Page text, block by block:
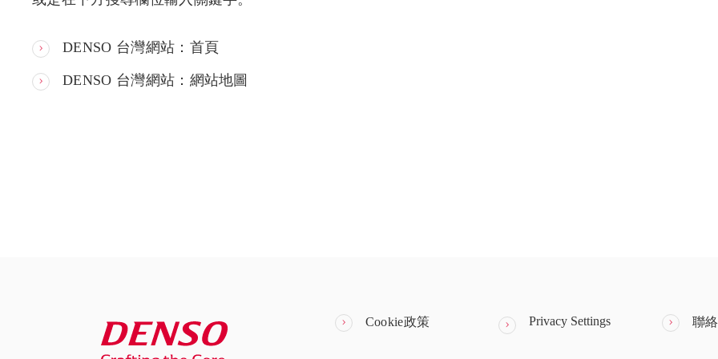
DENSO 台灣網站：首頁
DENSO 台灣網站：網站地圖
Cookie政策 Privacy Settings 聯